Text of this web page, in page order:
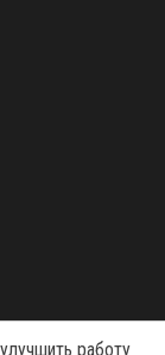
работу